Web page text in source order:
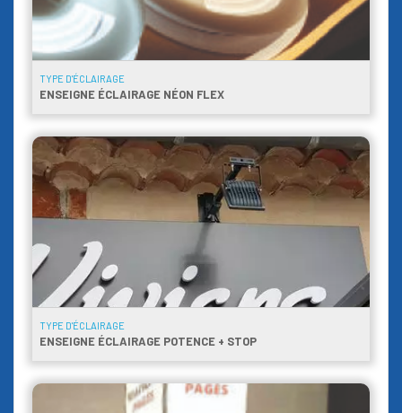
TYPE D'ÉCLAIRAGE
ENSEIGNE ÉCLAIRAGE NÉON FLEX
TYPE D'ÉCLAIRAGE
ENSEIGNE ÉCLAIRAGE POTENCE + STOP